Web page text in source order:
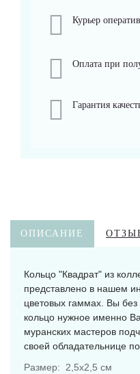
Курьер
Оплата при
Гарантия
ОПИСАНИЕ
Кольцо "Квадрат" из
представлено в нашем
цветовых гаммах. Вы
кольцо нужное именно
муранских мастеров
своей обладательнице
Размер: 2,5х2,5 см